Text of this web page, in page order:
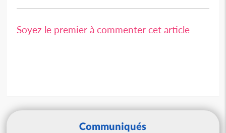
Soyez le premier à commenter cet article
Communiqués